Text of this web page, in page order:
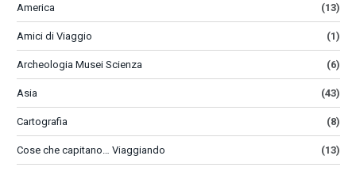
America (13)
Amici di Viaggio (1)
Archeologia Musei Scienza (6)
Asia (43)
Cartografia (8)
Cose che capitano… Viaggiando (13)